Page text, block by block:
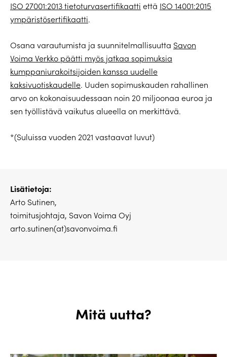
ISO 27001:2013 tietoturvasertifikaatti että ISO 14001:2015
ympäristösertifikaatti.
Osana varautumista ja suunnitelmallisuutta Savon
Voima Verkko päätti myös jatkaa sopimuksia
kumppaniurakoitsijoiden kanssa uudelle
kaksivuotiskaudelle. Uuden sopimuskauden rahallinen
arvo on kokonaisuudessaan noin 20 miljoonaa euroa ja
sen työllistävä vaikutus alueella on merkittävä.
*(Suluissa vuoden 2021 vastaavat luvut)
Lisätietoja:
Arto Sutinen,
toimitusjohtaja, Savon Voima Oyj
arto.sutinen(at)savonvoima.fi
Mitä uutta?